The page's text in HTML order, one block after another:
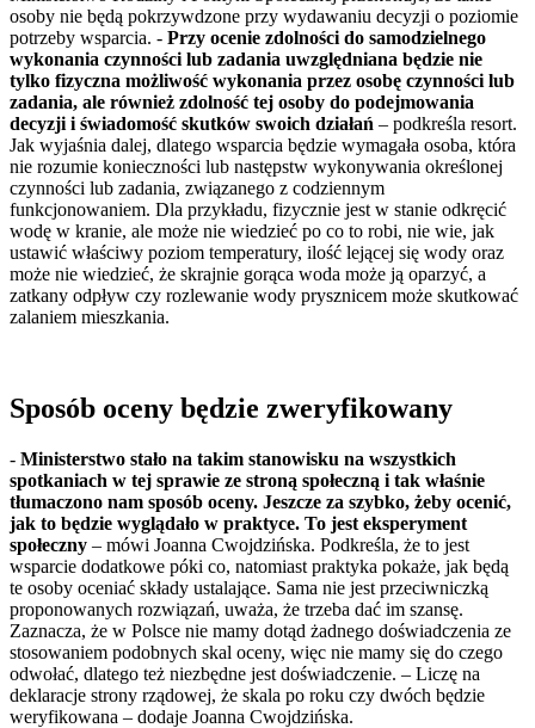
osoby nie będą pokrzywdzone przy wydawaniu decyzji o poziomie
potrzeby wsparcia. - Przy ocenie zdolności do samodzielnego
wykonania czynności lub zadania uwzględniana będzie nie
tylko fizyczna możliwość wykonania przez osobę czynności lub
zadania, ale również zdolność tej osoby do podejmowania
decyzji i świadomość skutków swoich działań – podkreśla resort.
Jak wyjaśnia dalej, dlatego wsparcia będzie wymagała osoba, która
nie rozumie konieczności lub następstw wykonywania określonej
czynności lub zadania, związanego z codziennym
funkcjonowaniem. Dla przykładu, fizycznie jest w stanie odkręcić
wodę w kranie, ale może nie wiedzieć po co to robi, nie wie, jak
ustawić właściwy poziom temperatury, ilość lejącej się wody oraz
może nie wiedzieć, że skrajnie gorąca woda może ją oparzyć, a
zatkany odpływ czy rozlewanie wody prysznicem może skutkować
zalaniem mieszkania.
Sposób oceny będzie zweryfikowany
- Ministerstwo stało na takim stanowisku na wszystkich
spotkaniach w tej sprawie ze stroną społeczną i tak właśnie
tłumaczono nam sposób oceny. Jeszcze za szybko, żeby ocenić,
jak to będzie wyglądało w praktyce. To jest eksperyment
społeczny – mówi Joanna Cwojdzińska. Podkreśla, że to jest
wsparcie dodatkowe póki co, natomiast praktyka pokaże, jak będą
te osoby oceniać składy ustalające. Sama nie jest przeciwniczką
proponowanych rozwiązań, uważa, że trzeba dać im szansę.
Zaznacza, że w Polsce nie mamy dotąd żadnego doświadczenia ze
stosowaniem podobnych skal oceny, więc nie mamy się do czego
odwołać, dlatego też niezbędne jest doświadczenie. – Liczę na
deklaracje strony rządowej, że skala po roku czy dwóch będzie
weryfikowana – dodaje Joanna Cwojdzińska.